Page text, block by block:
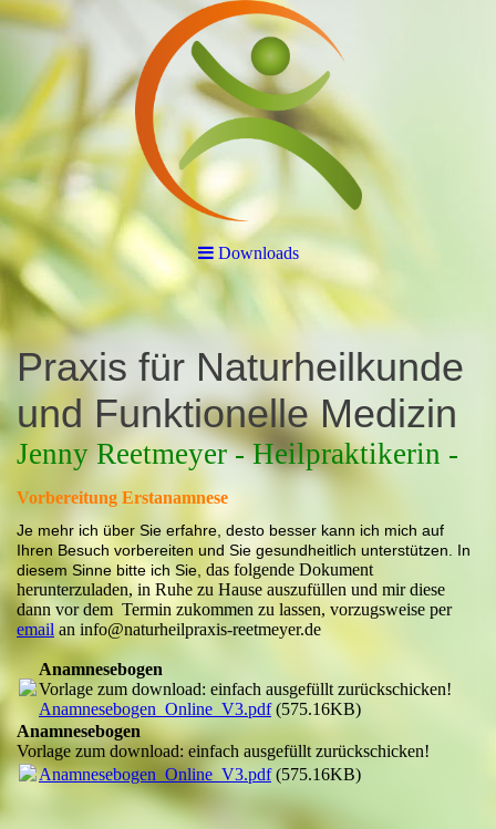
Downloads
Praxis für Naturheilkunde
und Funktionelle Medizin
Jenny Reetmeyer -Heilpraktikerin -
Vorbereitung Erstanamnese
Je mehr ich über Sie erfahre, desto besser kann ich mich auf
Ihren Besuch vorbereiten und Sie gesundheitlich unterstützen. In
diesem Sinne bitte ich Sie, das folgende Dokument
herunterzuladen, in Ruhe zu Hause auszufüllen und mir diese
dann vor dem Termin zukommen zu lassen, vorzugsweise per
emailan info@naturheilpraxis-reetmeyer.de
Anamnesebogen
Vorlage zum download: einfach ausgefüllt zurückschicken!
Anamnesebogen_Online_V3.pdf(575.16KB)
Anamnesebogen
Vorlage zum download: einfach ausgefüllt zurückschicken!
Anamnesebogen_Online_V3.pdf(575.16KB)